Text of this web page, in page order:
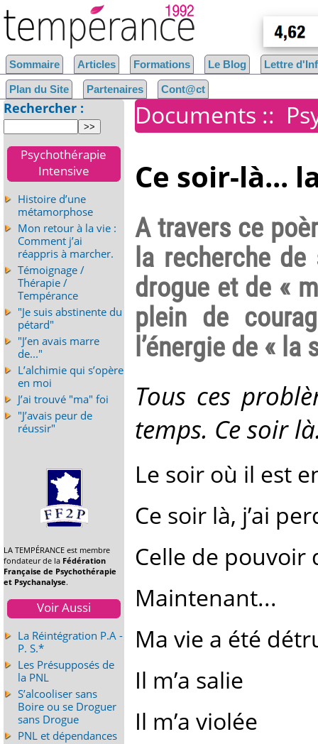
Documents ::
Ce soir-là...
A travers ce
la recherche
drogue et de «
plein de
l’énergie de «
Tous ces
temps. Ce soir
Le soir où il est
Ce soir là, j’ai
Celle de pouvoir
Maintenant...
Ma vie a été
Il m’a salie
Il m’a violée
Sommaire Articles Formations Le Blog Lettre
Plan du Site Partenaires Cont@ct
Rechercher :
Psychothérapie
Intensive
Histoire d’une
métamorphose
Mon retour à la vie :
Comment j’ai
réappris à marcher.
Témoignage /
Thérapie /
Tempérance
"Je suis abstinente du
pétard"
"J’en avais marre
de..."
L’alchimie qui s’opère
en moi
J’ai trouvé "ma" foi
"J’avais peur de
réussir"
LA TEMPÉRANCE est membre
fondateur de la Fédération
Française de Psychothérapie
et Psychanalyse.
Voir Aussi
La Réintégration P.A -
P. S.*
Les Présupposés de
la PNL
S’alcooliser sans
Boire ou se Droguer
sans Drogue
PNL et dépendances